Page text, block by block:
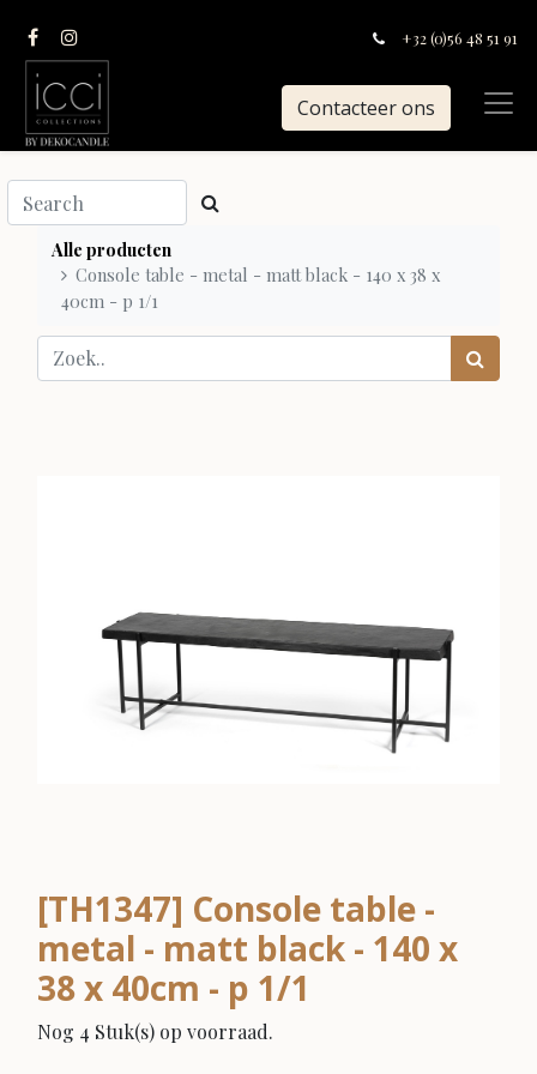
+32 (0)56 48 51 91
Contacteer ons
Alle producten
Console table - metal - matt black - 140 x 38 x
40cm - p 1/1
[TH1347] Console table -
metal - matt black - 140 x
38 x 40cm - p 1/1
Nog 4 Stuk(s) op voorraad.